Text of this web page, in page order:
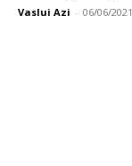
Vaslui Azi - 06/06/2021